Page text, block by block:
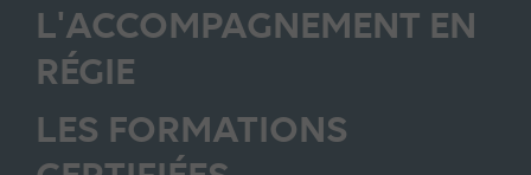
L'ACCOMPAGNEMENT EN
RÉGIE
LES FORMATIONS